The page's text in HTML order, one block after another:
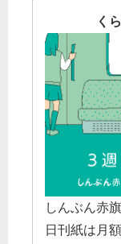
く
しんぶん赤
日刊紙は月